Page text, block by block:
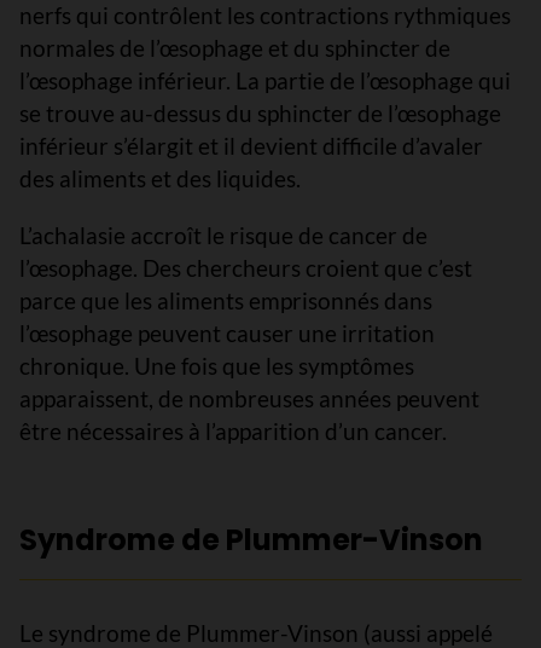
nerfs qui contrôlent les contractions rythmiques
normales de l’œsophage et du sphincter de
l’œsophage inférieur. La partie de l’œsophage qui
se trouve au-dessus du sphincter de l’œsophage
inférieur s’élargit et il devient difficile d’avaler
des aliments et des liquides.
L’achalasie accroît le risque de cancer de
l’œsophage. Des chercheurs croient que c’est
parce que les aliments emprisonnés dans
l’œsophage peuvent causer une irritation
chronique. Une fois que les symptômes
apparaissent, de nombreuses années peuvent
être nécessaires à l’apparition d’un cancer.
Syndrome de Plummer-Vinson
Le syndrome de Plummer-Vinson (aussi appelé